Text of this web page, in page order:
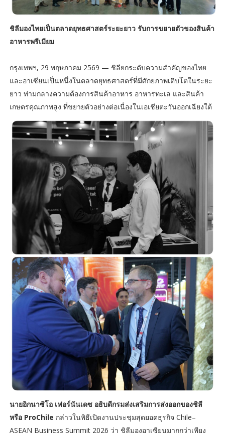
ชิลีมองไทยเป็นตลาดยุทธศาสตร์ระยะยาว รับการขยายตัวของสินค้า
อาหารพรีเมียม
กรุงเทพฯ, 29 พฤษภาคม 2569 — ชิลียกระดับความสำคัญของไทย
และอาเซียนเป็นหนึ่งในตลาดยุทธศาสตร์ที่มีศักยภาพเติบโตในระยะ
ยาว ท่ามกลางความต้องการสินค้าอาหาร อาหารทะเล และสินค้า
เกษตรคุณภาพสูง ที่ขยายตัวอย่างต่อเนื่องในเอเชียตะวันออกเฉียงใต้
นายอิกนาซิโอ เฟอร์นันเดซ อธิบดีกรมส่งเสริมการส่งออกของชิลี
หรือ ProChile กล่าวในพิธีเปิดงานประชุมสุดยอดธุรกิจ Chile–
ASEAN Business Summit 2026 ว่า ชิลีมองอาเซียนมากกว่าเพียง